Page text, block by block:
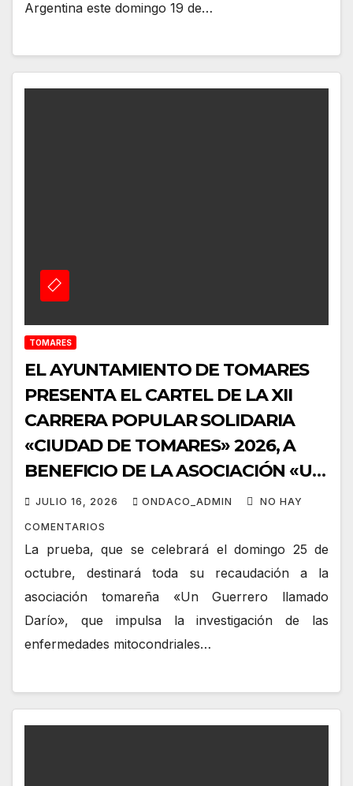
Argentina este domingo 19 de…
TOMARES
EL AYUNTAMIENTO DE TOMARES
PRESENTA EL CARTEL DE LA XII
CARRERA POPULAR SOLIDARIA
«CIUDAD DE TOMARES» 2026, A
BENEFICIO DE LA ASOCIACIÓN «UN
GUERRERO LLAMADO DARÍO»
JULIO 16, 2026 ONDACO_ADMIN NO HAY
COMENTARIOS
La prueba, que se celebrará el domingo 25 de
octubre, destinará toda su recaudación a la
asociación tomareña «Un Guerrero llamado
Darío», que impulsa la investigación de las
enfermedades mitocondriales…